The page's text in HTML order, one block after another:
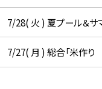
7/28( 火 ) 夏プール＆サ
7/27( 月 ) 総合「米作り